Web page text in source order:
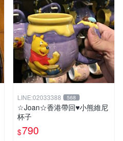
LINE:02033388 568
☆Joan☆香港帶回♥小熊維尼
杯子
$790